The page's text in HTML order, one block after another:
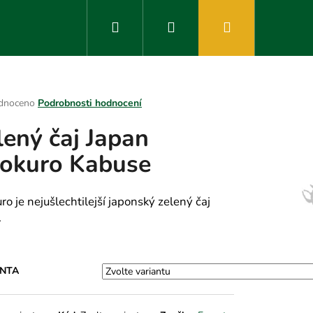
Hledat Přihlášení
Podrobnosti hodnocení
čaj Japan
Kabuse
je nejušlechtilejší japonský zelený čaj